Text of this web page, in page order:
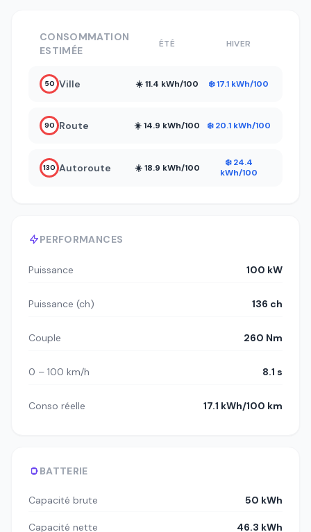
PERFORMANCES
Puissance 100 kW
Puissance (ch) 136 ch
Couple 260 Nm
0 – 100 km/h 8.1 s
Conso réelle 17.1 kWh/100 km
BATTERIE
Capacité brute 50 kWh
Capacité nette 46.3 kWh
CONSOMMATION
ESTIMÉE
ÉTÉ HIVER
50 Ville ☀️ 11.4 kWh/100 ❄️ 17.1 kWh/100
90 Route ☀️ 14.9 kWh/100 ❄️ 20.1 kWh/100
130 Autoroute ☀️ 18.9 kWh/100
❄️ 24.4
kWh/100